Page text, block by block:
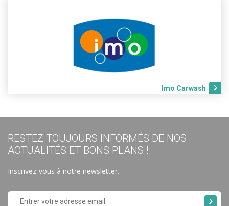
Imo Carwash
RESTEZ TOUJOURS INFORMÉS DE NOS
ACTUALITÉS ET BONS PLANS !
Inscrivez-vous à notre newsletter.